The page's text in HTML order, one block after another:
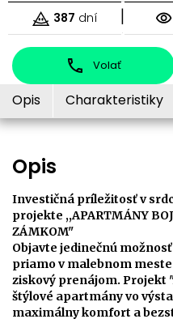
387 dní |
Volať
Opis Charakteristiky
Opis
Investičná príležitosť v
projekte ,,APARTMÁNY
ZÁMKOM"
Objavte jedinečnú
priamo v malebnom
ziskový prenájom. Projekt
štýlové apartmány vo
maximálny komfort a